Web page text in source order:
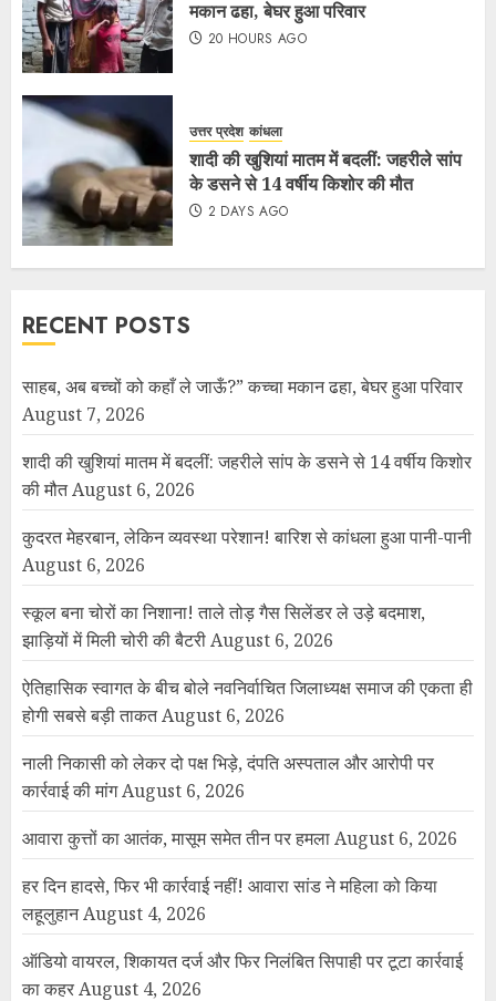
मकान ढहा, बेघर हुआ परिवार
20 HOURS AGO
उत्तर प्रदेश कांधला
शादी की खुशियां मातम में बदलीं: जहरीले सांप
के डसने से 14 वर्षीय किशोर की मौत
2 DAYS AGO
RECENT POSTS
साहब, अब बच्चों को कहाँ ले जाऊँ?” कच्चा मकान ढहा, बेघर हुआ परिवार
August 7, 2026
शादी की खुशियां मातम में बदलीं: जहरीले सांप के डसने से 14 वर्षीय किशोर
की मौतAugust 6, 2026
कुदरत मेहरबान, लेकिन व्यवस्था परेशान! बारिश से कांधला हुआ पानी-पानी
August 6, 2026
स्कूल बना चोरों का निशाना! ताले तोड़ गैस सिलेंडर ले उड़े बदमाश,
झाड़ियों में मिली चोरी की बैटरीAugust 6, 2026
ऐतिहासिक स्वागत के बीच बोले नवनिर्वाचित जिलाध्यक्ष समाज की एकता ही
होगी सबसे बड़ी ताकतAugust 6, 2026
नाली निकासी को लेकर दो पक्ष भिड़े, दंपति अस्पताल और आरोपी पर
कार्रवाई की मांगAugust 6, 2026
आवारा कुत्तों का आतंक, मासूम समेत तीन पर हमलाAugust 6, 2026
हर दिन हादसे, फिर भी कार्रवाई नहीं! आवारा सांड ने महिला को किया
लहूलुहानAugust 4, 2026
ऑडियो वायरल, शिकायत दर्ज और फिर निलंबित सिपाही पर टूटा कार्रवाई
का कहरAugust 4, 2026